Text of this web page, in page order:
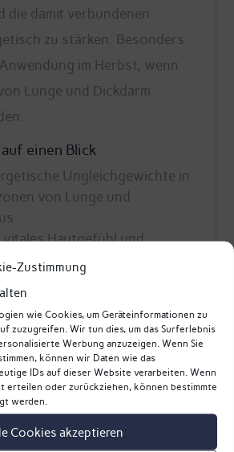
Zustimmung
wie Cookies, um Geräteinformationen zu
zuzugreifen. Wir tun dies, um das Surferlebnis
Werbung anzuzeigen. Wenn Sie
können wir Daten wie das
IDs auf dieser Website verarbeiten. Wenn
erteilen oder zurückziehen, können bestimmte
werden.
Cookies akzeptieren
die damit verbundenen
zu stärken. Besonders
im Herbst, wenn
Lunge und Dickdarm
einen Blick
Ungleichgewichte in
von Lunge und
Hautgefühl und
Balance
und
das gepflegte
der Haut
vegan
entwickelt und